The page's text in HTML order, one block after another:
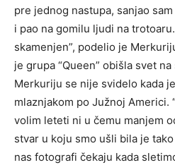
pre jednog nastupa, sanjao
i pao na gomilu ljudi na
skamenjen”, podelio je
je grupa “Queen” obišla svet
Merkuriju se nije svidelo kada
mlaznjakom po Južnoj Americi.
volim leteti ni u čemu manjem
stvar u koju smo ušli bila je
nas fotografi čekaju kada